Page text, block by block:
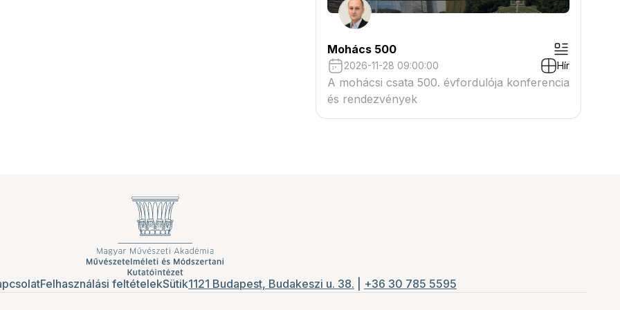
Mohács 500
2026-11-28 09:00:00 Hír
A mohácsi csata 500. évfordulója konferencia
és rendezvények
Felhasználási feltételekSütik1121 Budapest, Budakeszi u. 38. +36 30 785 5595